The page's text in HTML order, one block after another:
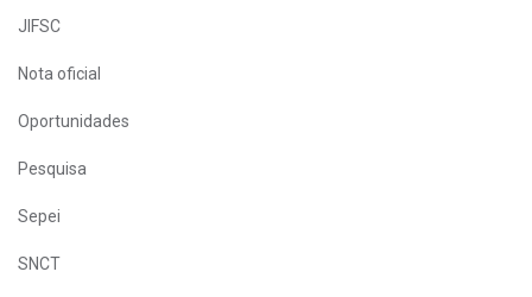
JIFSC
Nota oficial
Oportunidades
Pesquisa
Sepei
SNCT